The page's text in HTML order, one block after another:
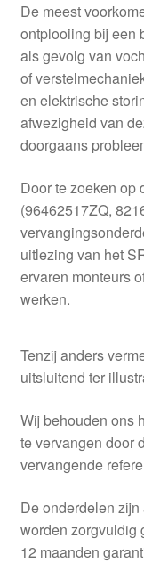
De meest
ontplooiing bij een
als gevolg van
of
en elektrische
afwezigheid van
doorgaans
Door te zoeken op
(96462517ZQ,
uitlezing van het
ervaren monteurs
werken.
Tenzij anders
uitsluitend ter
Wij behouden ons
te vervangen door
vervangende
De onderdelen
worden zorgvuldig
12 maanden